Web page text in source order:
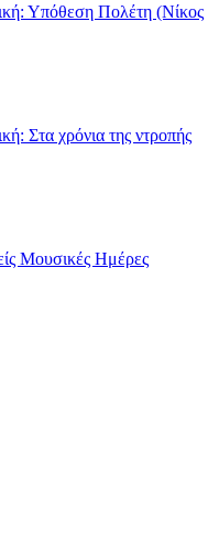
Υπόθεση Πολέτη (Νίκος
Στα χρόνια της ντροπής
Μουσικές Ημέρες